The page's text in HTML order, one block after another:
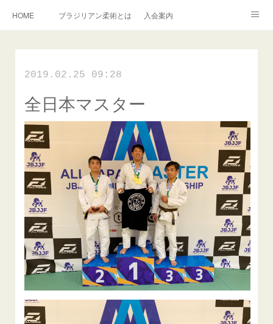
HOME ブラジリアン柔術とは 入会案内
English Information 過去の写真集
アメブロ 旧ブログ Instagram
2019.02.25 09:28
全日本マスター